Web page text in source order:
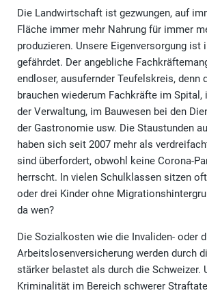
Die Landwirtschaft ist gezwungen, auf
Fläche immer mehr Nahrung für immer
produzieren. Unsere Eigenversorgung ist
gefährdet. Der angebliche
endloser, ausufernder Teufelskreis, denn
brauchen wiederum Fachkräfte im Spital,
der Verwaltung, im Bauwesen bei den
der Gastronomie usw. Die Staustunden
haben sich seit 2007 mehr als
sind überfordert, obwohl keine Corona-
herrscht. In vielen Schulklassen sitzen
oder drei Kinder ohne
da wen?
Die Sozialkosten wie die Invaliden- oder
Arbeitslosenversicherung werden durch
stärker belastet als durch die Schweizer.
Kriminalität im Bereich schwerer